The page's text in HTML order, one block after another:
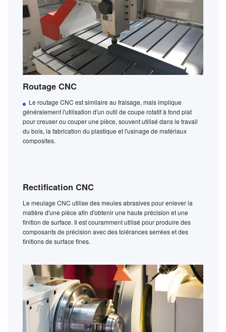
Routage CNC
Le routage CNC est similaire au fraisage, mais implique
généralement l'utilisation d'un outil de coupe rotatif à fond plat
pour creuser ou couper une pièce, souvent utilisé dans le travail
du bois, la fabrication du plastique et l'usinage de matériaux
composites.
Rectification CNC
Le meulage CNC utilise des meules abrasives pour enlever la
matière d'une pièce afin d'obtenir une haute précision et une
finition de surface. Il est couramment utilisé pour produire des
composants de précision avec des tolérances serrées et des
finitions de surface fines.